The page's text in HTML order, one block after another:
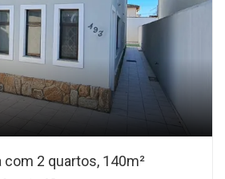
com 2 quartos, 140m²